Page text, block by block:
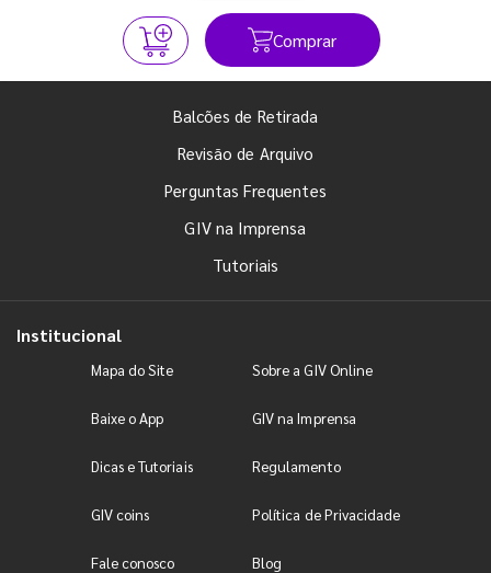
Comprar
Balcões de Retirada
Revisão de Arquivo
Perguntas Frequentes
GIV na Imprensa
Tutoriais
Institucional
Mapa do Site Sobre a GIV Online
Baixe o App GIV na Imprensa
Dicas e Tutoriais Regulamento
GIV coins Política de Privacidade
Fale conosco Blog